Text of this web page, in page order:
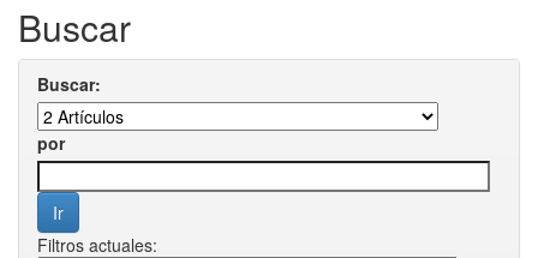
Buscar
Buscar:
por
Filtros actuales: